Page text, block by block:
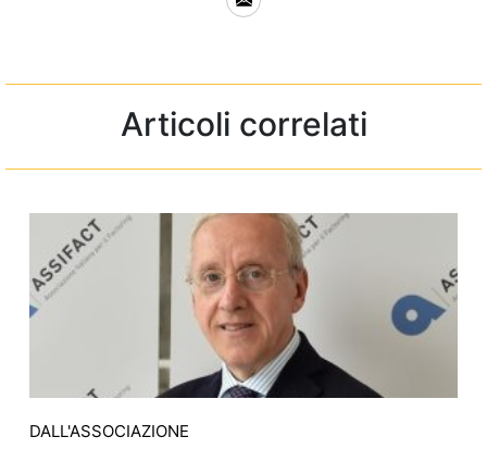
Articoli correlati
DALL'ASSOCIAZIONE